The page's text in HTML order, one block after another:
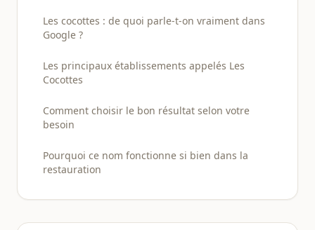
Les cocottes : de quoi parle-t-on vraiment dans
Google ?
Les principaux établissements appelés Les
Cocottes
Comment choisir le bon résultat selon votre
besoin
Pourquoi ce nom fonctionne si bien dans la
restauration